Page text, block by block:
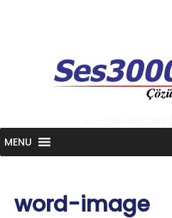
MENU
word-image